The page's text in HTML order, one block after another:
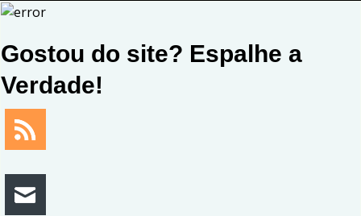
Gostou do site? Espalhe a
Verdade!